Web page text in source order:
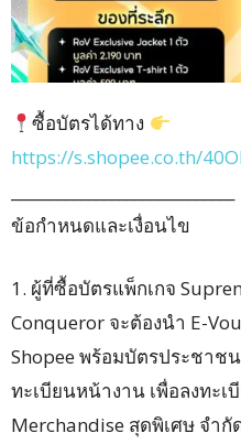
ซื้อบัตรได้ทาง
https://s.shopee.co.th/
ข้อกำหนดและเงื่อนไข
1. ผู้ที่ซื้อบัตรแพ็กเกจ
Conqueror จะต้องนำ E-
Shopee พร้อมบัตรประชาช
ทะเบียนหน้างาน เพื่อลงทะ
Merchandise สุดพิเศษ จำ